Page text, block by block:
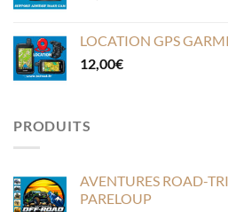
LOCATION GPS
12,00€
PRODUITS
AVENTURES ROAD-
PARELOUP